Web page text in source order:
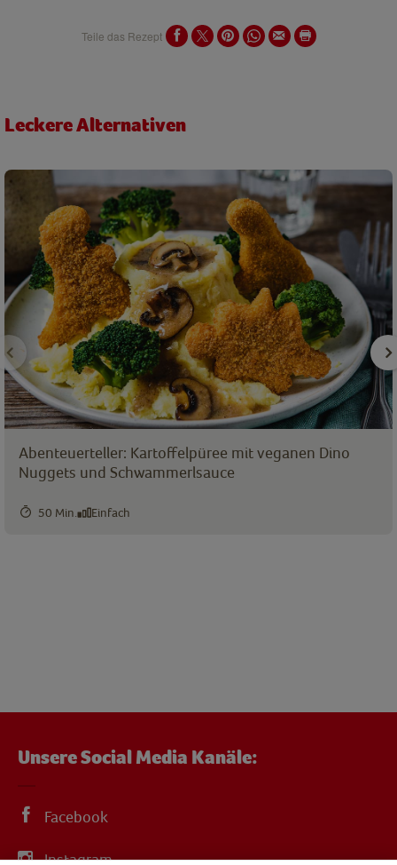
Teile das Rezept
Leckere Alternativen
Abenteuerteller: Kartoffelpüree mit veganen Dino
Nuggets und Schwammerlsauce
50 Min. Einfach
Unsere Social Media Kanäle:
Facebook
Instagram